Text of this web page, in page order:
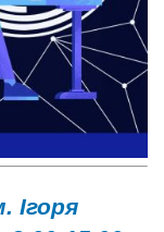
Ігоря